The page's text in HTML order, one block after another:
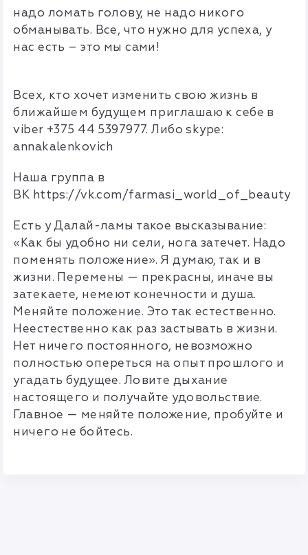
надо ломать голову, не надо никого
обманывать. Все, что нужно для успеха, у
нас есть – это мы сами!
Всех, кто хочет изменить свою жизнь в
ближайшем будущем приглашаю к себе в
viber +375 44 5397977. Либо skype:
annakalenkovich
Наша группа в
ВК https://vk.com/farmasi_world_of_beauty
Есть у Далай-ламы такое высказывание:
«Как бы удобно ни сели, нога затечет. Надо
поменять положение». Я думаю, так и в
жизни. Перемены — прекрасны, иначе вы
затекаете, немеют конечности и душа.
Меняйте положение. Это так естественно.
Неестественно как раз застывать в жизни.
Нет ничего постоянного, невозможно
полностью опереться на опыт прошлого и
угадать будущее. Ловите дыхание
настоящего и получайте удовольствие.
Главное — меняйте положение, пробуйте и
ничего не бойтесь.